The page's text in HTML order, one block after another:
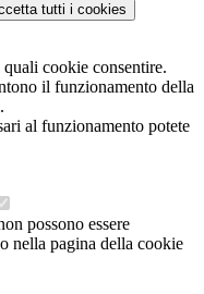
tutti i cookies
quali cookie consentire.
il funzionamento della
al funzionamento potete
possono essere
nella pagina della cookie